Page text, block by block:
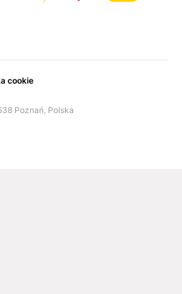
cookie
Poznań, Polska